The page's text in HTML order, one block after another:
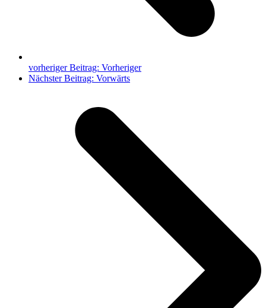
vorheriger Beitrag: Vorheriger
Nächster Beitrag: Vorwärts